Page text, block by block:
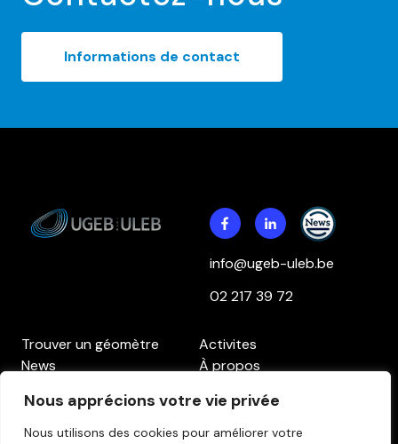
Nous apprécions votre vie privée
Nous utilisons des cookies pour améliorer votre
Informations de contact
Trouver un géomètre
Activites
News
À propos
Politique de confidentialitéPolitique des cookies
Clause de non-
info@ugeb-uleb.be
02 217 39 72